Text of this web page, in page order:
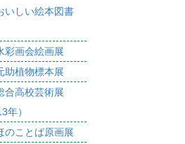
いしい絵本図書
彩画会絵画展
助植物標本展
合高校芸術展
年）
のことば原画展